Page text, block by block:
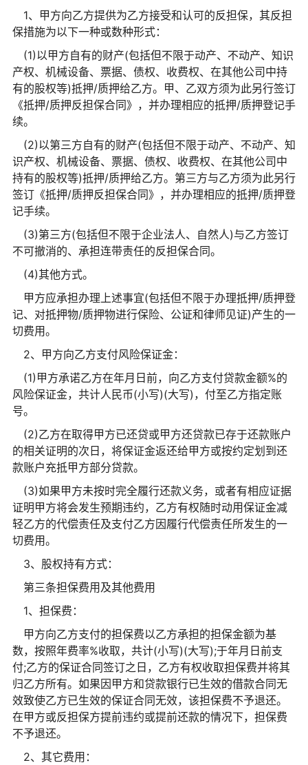
1、甲方向乙方提供为乙方接受和认可的反担保，其反担
保措施为以下一种或数种形式：
(1)以甲方自有的财产(包括但不限于动产、不动产、知识
产权、机械设备、票据、债权、收费权、在其他公司中持
有的股权等)抵押/质押给乙方。甲、乙双方须为此另行签订
《抵押/质押反担保合同》，并办理相应的抵押/质押登记手
续。
(2)以第三方自有的财产(包括但不限于动产、不动产、知
识产权、机械设备、票据、债权、收费权、在其他公司中
持有的股权等)抵押/质押给乙方。第三方与乙方须为此另行
签订《抵押/质押反担保合同》，并办理相应的抵押/质押登
记手续。
(3)第三方(包括但不限于企业法人、自然人)与乙方签订
不可撤消的、承担连带责任的反担保合同。
(4)其他方式。
甲方应承担办理上述事宜(包括但不限于办理抵押/质押登
记、对抵押物/质押物进行保险、公证和律师见证)产生的一
切费用。
2、甲方向乙方支付风险保证金：
(1)甲方承诺乙方在年月日前，向乙方支付贷款金额%的
风险保证金，共计人民币(小写)(大写)，付至乙方指定账
号。
(2)乙方在取得甲方已还贷或甲方还贷款已存于还款账户
的相关证明的次日，将保证金返还给甲方或按约定划到还
款账户充抵甲方部分贷款。
(3)如果甲方未按时完全履行还款义务，或者有相应证据
证明甲方将会发生预期违约，乙方有权随时动用保证金减
轻乙方的代偿责任及支付乙方因履行代偿责任所发生的一
切费用。
3、股权持有方式：
第三条担保费用及其他费用
1、担保费：
甲方向乙方支付的担保费以乙方承担的担保金额为基
数，按照年费率%收取，共计(小写)(大写);于年月日前支
付;乙方的保证合同签订之日，乙方有权收取担保费并将其
归乙方所有。如果因甲方和贷款银行已生效的借款合同无
效致使乙方已生效的保证合同无效，该担保费不予退还。
在甲方或反担保方提前违约或提前还款的情况下，担保费
不予退还。
2、其它费用：